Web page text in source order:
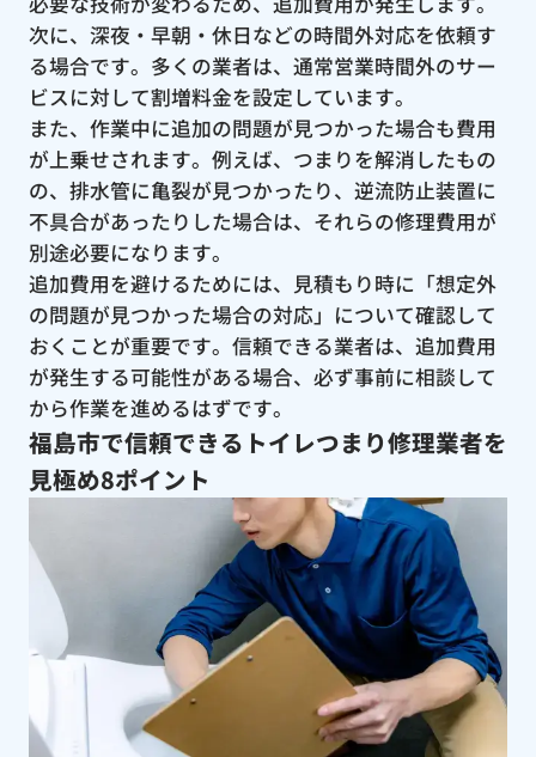
次に、深夜・早朝・休日などの時間外対応を依頼す
る場合です。多くの業者は、通常営業時間外のサー
ビスに対して割増料金を設定しています。
また、作業中に追加の問題が見つかった場合も費用
が上乗せされます。例えば、つまりを解消したもの
の、排水管に亀裂が見つかったり、逆流防止装置に
不具合があったりした場合は、それらの修理費用が
別途必要になります。
追加費用を避けるためには、見積もり時に「想定外
の問題が見つかった場合の対応」について確認して
おくことが重要です。信頼できる業者は、追加費用
が発生する可能性がある場合、必ず事前に相談して
から作業を進めるはずです。
福島市で信頼できるトイレつまり修理業者を
見極め8ポイント